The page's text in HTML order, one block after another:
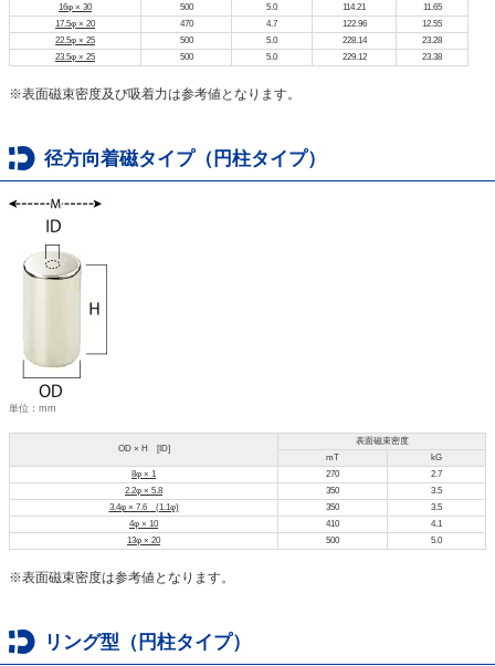
16φ × 30
500 5.0 114.21
11.65
17.5φ × 20
470 4.7 122.96
12.55
22.5φ × 25
500 5.0 228.14
23.28
23.5φ × 25
500 5.0 229.12 23.38
※表面磁束密度及び吸着力は参考値となります。
径方向着磁タイプ（円柱タイプ）
単位：mm
OD × H [ID]
表面磁束密度
mT
kG
8φ × 1
270
2.7
2.2φ × 5.8
350
3.5
3.4φ × 7.6 (1.1φ)
350
3.5
4φ × 10
410
4.1
13φ × 20
500 5.0
※表面磁束密度は参考値となります。
リング型（円柱タイプ）